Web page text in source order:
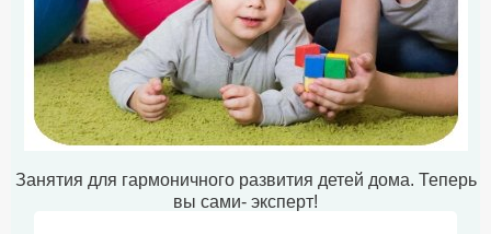
Занятия для гармоничного развития детей дома. Теперь
вы сами- эксперт!